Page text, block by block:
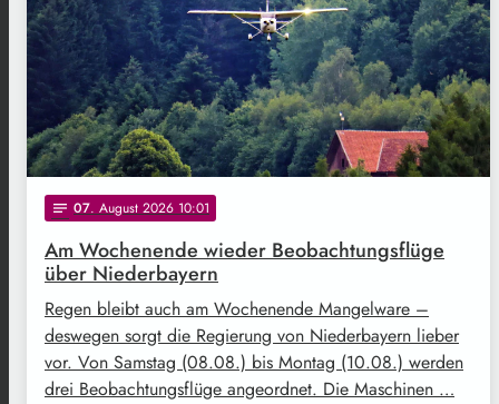
notes 07. August 2026 10:01
Am Wochenende wieder Beobachtungsflüge
über Niederbayern
Regen bleibt auch am Wochenende Mangelware –
deswegen sorgt die Regierung von Niederbayern lieber
vor. Von Samstag (08.08.) bis Montag (10.08.) werden
drei Beobachtungsflüge angeordnet. Die Maschinen …